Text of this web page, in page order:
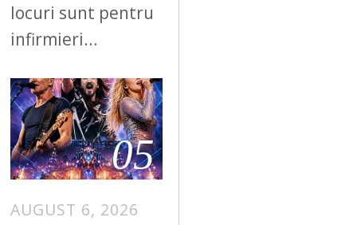
locuri sunt pentru
infirmieri…
05
AUGUST 6, 2026